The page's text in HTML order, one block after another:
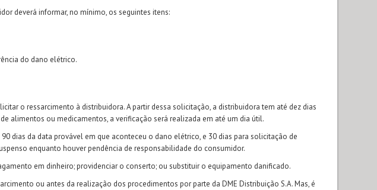
deverá informar, no mínimo, os seguintes itens:
do dano elétrico.
o ressarcimento à distribuidora. A partir dessa solicitação, a distribuidora tem até dez dias
alimentos ou medicamentos, a verificação será realizada em até um dia útil.
dias da data provável em que aconteceu o dano elétrico, e 30 dias para solicitação de
enquanto houver pendência de responsabilidade do consumidor.
em dinheiro; providenciar o conserto; ou substituir o equipamento danificado.
ou antes da realização dos procedimentos por parte da DME Distribuição S.A. Mas, é